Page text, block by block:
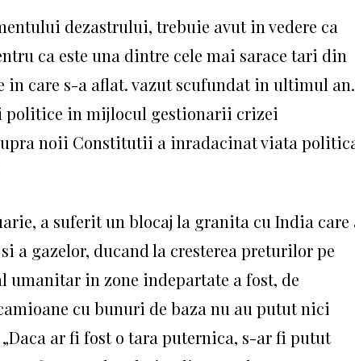
dezastrului, trebuie avut in vedere ca
ca este una dintre cele mai sarace tari din
care s-a aflat. vazut scufundat in ultimul an.
in mijlocul gestionarii crizei
noii Constitutii a inradacinat viata
a suferit un blocaj la granita cu India care
gazelor, ducand la cresterea preturilor pe
umanitar in zone indepartate a fost, de
cu bunuri de baza nu au putut nici
„Daca ar fi fost o tara puternica, s-ar fi putut